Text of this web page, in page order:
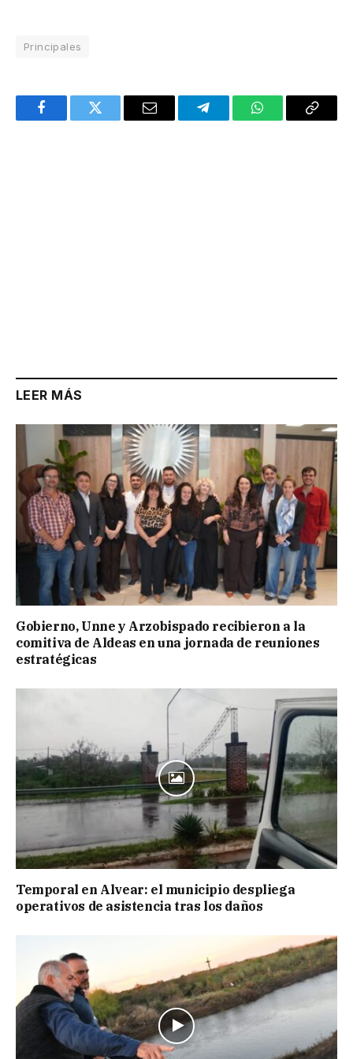
Principales
FacebookTwitter Email TelegramWhatsAppCopy
LEER MÁS
Gobierno, Unne y Arzobispado recibieron a la
comitiva de Aldeas en una jornada de reuniones
estratégicas
Temporal en Alvear: el municipio despliega
operativos de asistencia tras los daños